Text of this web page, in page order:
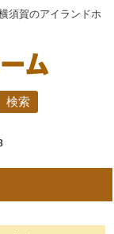
須賀のアイランドホ